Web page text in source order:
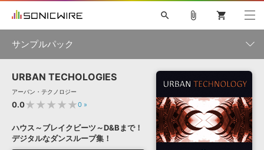
ソフト音源 »
プラグイン・エフェクト »
キャンペーン »
search
初音ミク NT 鏡音リン・レン V4X
KAITO V3
VOCALOID
VIENNA
EZ DRUMMER 3
ライセンスフリーBGM
サンプルパックを試そう
ボーカル抜き出し
DUBSTEP
ELECTRONICA
EDM MUTANT
ROUTER.FM
attach_file shopping_cart
サンプルパック
製品一覧
ジャンル
URBAN TECHOLOGIES
アーバン・テクノロジー
0.0★★★★★0 »
ハウス～ブレイクビーツ～D&Bまで！
デジタルなダンスループ集！